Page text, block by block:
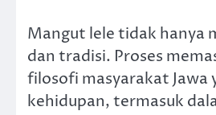
Mangut lele tidak hanya
dan tradisi. Proses
filosofi masyarakat Jawa
kehidupan, termasuk